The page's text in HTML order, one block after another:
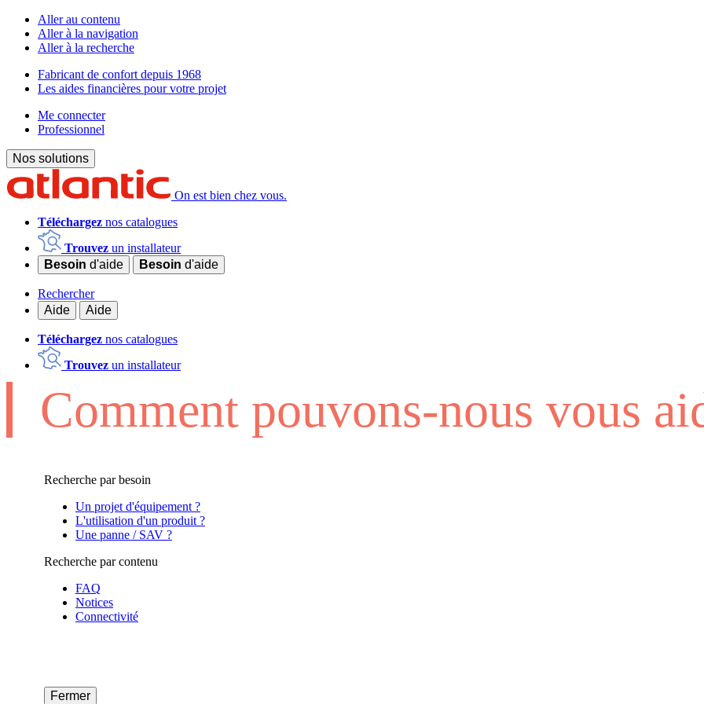
Aller au contenu
Aller à la navigation
Aller à la recherche
Fabricant de confort depuis 1968
Les aides financières pour votre projet
Me connecter
Professionnel
Nos solutions
On est bien chez vous.
Téléchargez nos catalogues
Trouvez un installateur
Besoin d'aide Besoin d'aide
Rechercher
Aide
Aide
Téléchargez nos catalogues
Trouvez un installateur
Comment pouvons-nous vous
Recherche par besoin
Un projet d'équipement ?
L'utilisation d'un produit ?
Une panne / SAV ?
Recherche par contenu
FAQ
Notices
Connectivité
Fermer